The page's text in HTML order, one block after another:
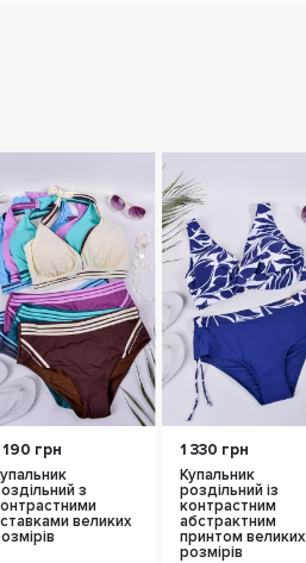
190 грн
з
великих
1 330 грн
Купальник
роздільний із
контрастним
абстрактним
принтом великих
розмірів